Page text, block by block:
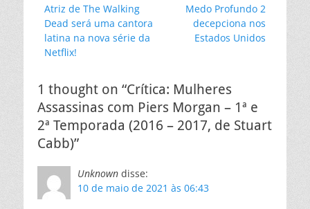
de
Post
Post
anterior:
Atriz de The Walking
Dead será uma cantora
latina na nova série da
Netflix!
PróximoMedo Profundo 2
decepciona nos
Estados Unidos
1 thought on “Crítica: Mulheres
Assassinas com Piers Morgan – 1ª e
2ª Temporada (2016 – 2017, de Stuart
Cabb)”
Unknown disse:
10 de maio de 2021 às 06:43